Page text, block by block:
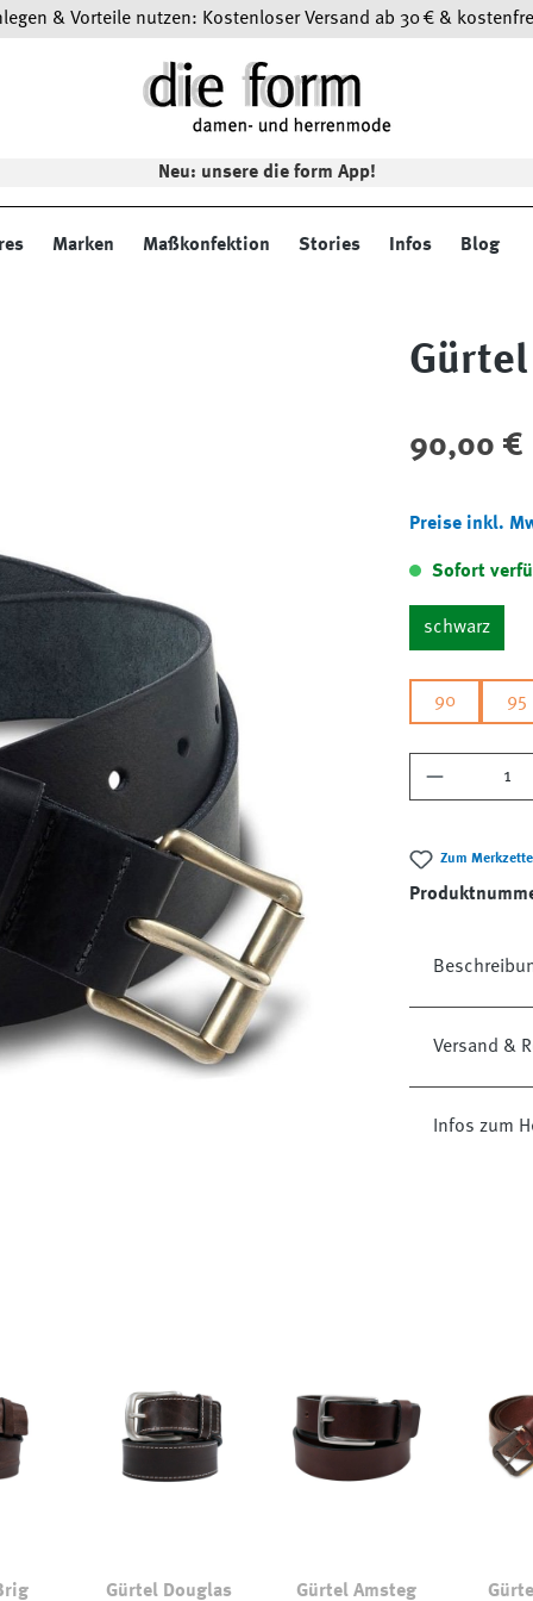
& Vorteile nutzen: Kostenloser Versand ab 30 € &
Neu: unsere die form App!
Marken Maßkonfektion Stories Infos Blog
Regulärer Preis:
90,00 €
Preise inkl.
Sofort
schwarz
90 95
Produkt
Zum
Versand &
Infos zum
Gürtel Douglas
Gürtel Amsteg